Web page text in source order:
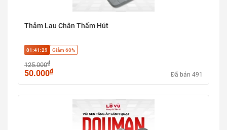
Thảm Lau Chân Thấm Hút
01:41:29 Giảm 60%
125.000₫
50.000₫ Đã bán 491